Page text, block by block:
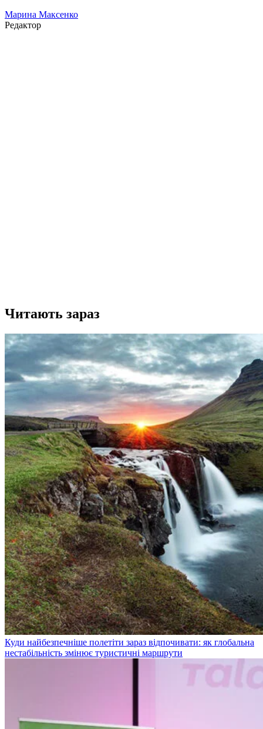
Марина Максенко
Редактор
Читають зараз
Куди найбезпечніше полетіти зараз відпочивати: як глобальна
нестабільність змінює туристичні маршрути